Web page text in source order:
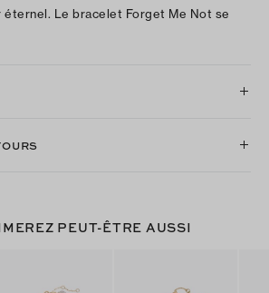
éternel. Le bracelet Forget Me Not se
PEUT-ÊTRE AUSSI